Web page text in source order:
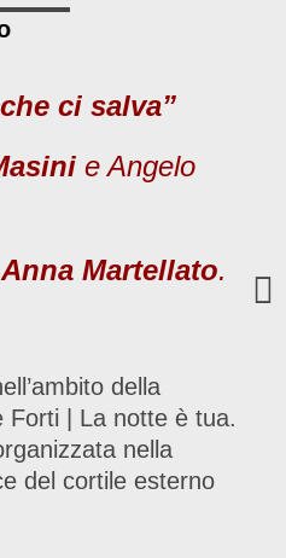
ci salva”
e Angelo
Anna Martellato.
della
Forti | La notte è tua.
nella
del cortile esterno